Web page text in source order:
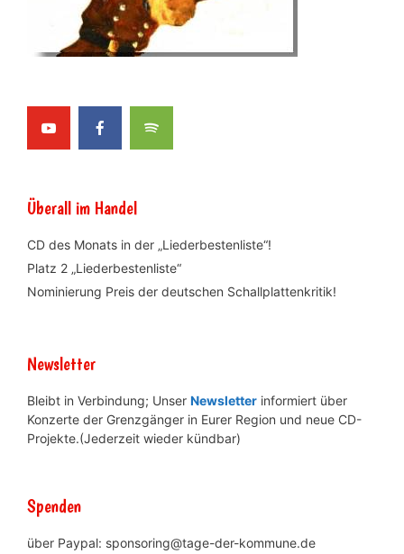
Überall im Handel
CD des Monats in der „Liederbestenliste“!
Platz 2 „Liederbestenliste“
Nominierung Preis der deutschen Schallplattenkritik!
Newsletter
Bleibt in Verbindung; Unser Newsletter informiert über
Konzerte der Grenzgänger in Eurer Region und neue CD-
Projekte.(Jederzeit wieder kündbar)
Spenden
über Paypal: sponsoring@tage-der-kommune.de